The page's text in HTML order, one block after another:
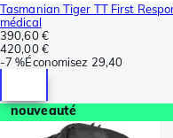
Tasmanian Tiger TT First
médical
390,60 €
420,00 €
-7 %Économisez 29,40
nouveauté